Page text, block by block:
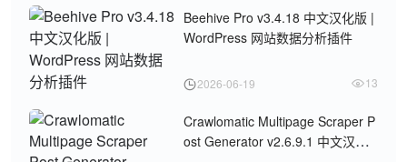
Beehive Pro v3.4.18 中文汉化版 |
WordPress 网站数据分析插件
2026-06-19 13
Crawlomatic Multipage Scraper P
ost Generator v2.6.9.1 中文汉化